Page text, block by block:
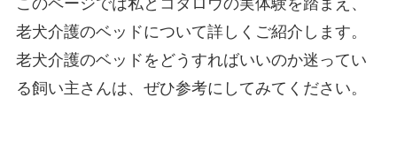
このページでは私とコタロウの実体験を踏まえ、
老犬介護のベッドについて詳しくご紹介します。
老犬介護のベッドをどうすればいいのか迷ってい
る飼い主さんは、ぜひ参考にしてみてください。